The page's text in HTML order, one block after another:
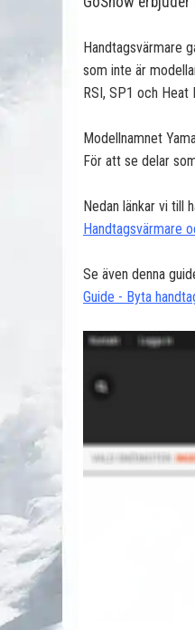
Handtagsvärmare
som inte är
RSI, SP1 och Heat
Modellnamnet
För att se delar
Nedan länkar vi till
Handtagsvärmare
Se även denna
Guide - Byta